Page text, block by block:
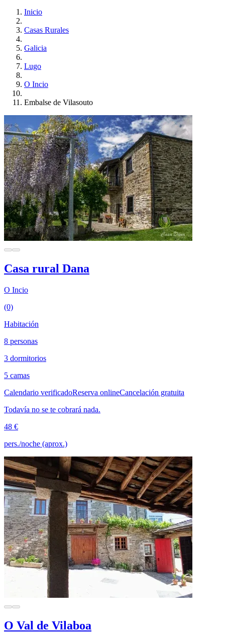
Inicio
Casas Rurales
Galicia
Lugo
O Incio
Embalse de Vilasouto
Casa rural Dana
O Incio
(0)
Habitación
8 personas
3 dormitorios
5 camas
Calendario verificadoReserva onlineCancelación gratuita
Todavía no se te cobrará nada.
48 €
pers./noche (aprox.)
O Val de Vilaboa